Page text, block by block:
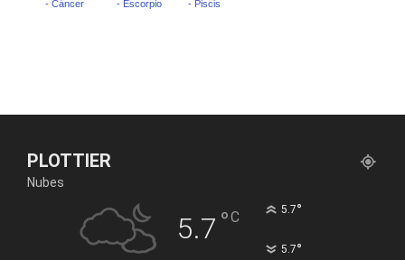
PLOTTIER
Nubes
5.7 °C 5.7°
5.7°